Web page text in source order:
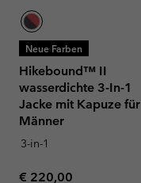
Neue Farben
Hikebound™ II
wasserdichte 3-In-1
Jacke mit Kapuze für
Männer
3-in-1
Regular price:
€ 220,00